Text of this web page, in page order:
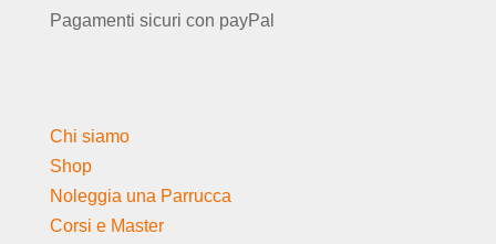
Pagamenti sicuri con payPal
Chi siamo
Shop
Noleggia una Parrucca
Corsi e Master